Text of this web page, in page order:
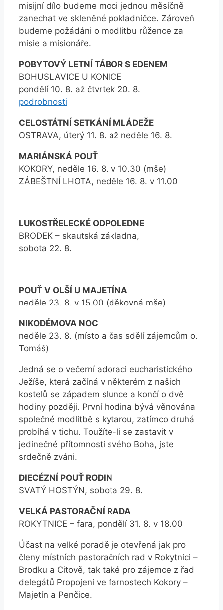
misijní dílo budeme moci jednou měsíčně
zanechat ve skleněné pokladničce. Zároveň
budeme požádáni o modlitbu růžence za
misie a misionáře.
POBYTOVÝ LETNÍ TÁBOR S EDENEM
BOHUSLAVICE U KONICE
pondělí 10. 8. až čtvrtek 20. 8.
podrobnosti
CELOSTÁTNÍ SETKÁNÍ MLÁDEŽE
OSTRAVA, úterý 11. 8. až neděle 16. 8.
MARIÁNSKÁ POUŤ
KOKORY, neděle 16. 8. v 10.30 (mše)
ZÁBEŠTNÍ LHOTA, neděle 16. 8. v 11.00
LUKOSTŘELECKÉ ODPOLEDNE
BRODEK – skautská základna,
sobota 22. 8.
POUŤ V OLŠÍ U MAJETÍNA
neděle 23. 8. v 15.00 (děkovná mše)
NIKODÉMOVA NOC
neděle 23. 8. (místo a čas sdělí zájemcům o.
Tomáš)
Jedná se o večerní adoraci eucharistického
Ježíše, která začíná v některém z našich
kostelů se západem slunce a končí o dvě
hodiny později. První hodina bývá věnována
společné modlitbě s kytarou, zatímco druhá
probíhá v tichu. Toužíte-li se zastavit v
jedinečné přítomnosti svého Boha, jste
srdečně zváni.
DIECÉZNÍ POUŤ RODIN
SVATÝ HOSTÝN, sobota 29. 8.
VELKÁ PASTORAČNÍ RADA
ROKYTNICE – fara, pondělí 31. 8. v 18.00
Účast na velké poradě je otevřená jak pro
členy místních pastoračních rad v Rokytnici –
Brodku a Citově, tak také pro zájemce z řad
delegátů Propojeni ve farnostech Kokory –
Majetín a Penčice.